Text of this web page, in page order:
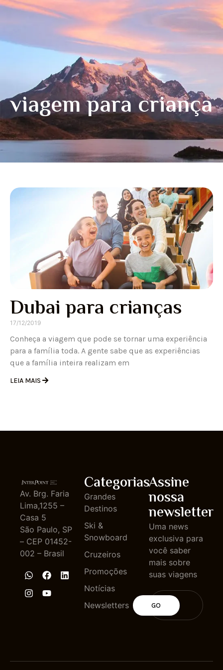
viagem para criança
Dubai para crianças
17/12/2019
Conheça a viagem que pode se tornar uma experiência
para a família toda. A gente sabe que as experiências
que a família inteira realizam em
LEIA MAIS
Av. Brg. Faria
Lima,1255 –
Casa 5
São Paulo, SP
– CEP 01452-
002 – Brasil
Categorias
Grandes
Destinos
Ski &
Snowboard
Cruzeiros
Promoções
Notícias
Newsletters
Assine
nossa
newsletter
Uma news
exclusiva para
você saber
mais sobre
suas viagens
GO